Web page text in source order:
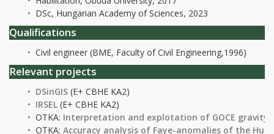
DSc, Hungarian Academy of Sciences, 2023
Qualifications
Civil engineer (BME, Faculty of Civil Engineering,1996)
Relevant projects
DSinGIS (E+ CBHE KA2)
IRSEL (E+ CBHE KA2)
OTKA: Interpretation and explotation of GOCE gravity
OTKA: Accuracy analysis of Faye-anomalies of the